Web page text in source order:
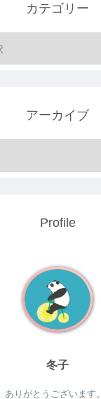
カテゴリー
アーカイブ
Profile
冬子
ありがとうございます。